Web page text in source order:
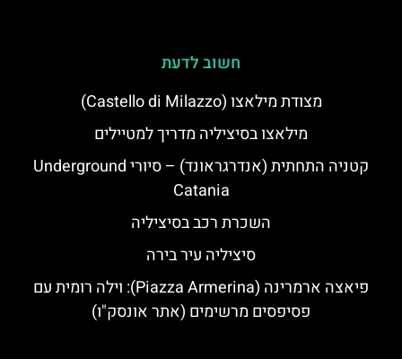
חשוב לדעת
מצודת מילאצו (Castello di Milazzo)
מילאצו בסיציליה מדריך למטיילים
קטניה התחתית (אנדרגראונד) – סיורי Underground
Catania
השכרת רכב בסיציליה
סיציליה עיר בירה
פיאצה ארמרינה (Piazza Armerina): וילה רומית עם
פסיפסים מרשימים (אתר אונסק"ו)